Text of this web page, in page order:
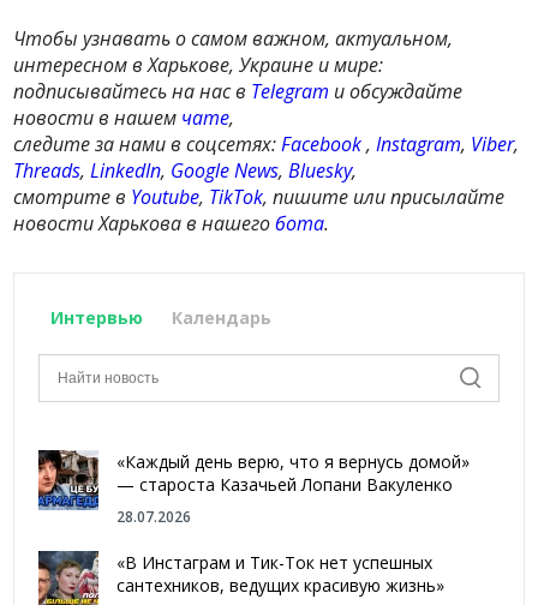
Чтобы узнавать о самом важном, актуальном,
интересном в Харькове, Украине и мире:
подписывайтесь на нас в Telegram и обсуждайте
новости в нашем чате,
следите за нами в соцсетях:Facebook,Instagram, Viber,
Threads,LinkedIn, Google News,Bluesky,
смотрите в Youtube, TikTok, пишите или присылайте
новости Харькова в нашегобота.
Интервью Календарь
«Каждый день верю, что я вернусь домой»
— староста Казачьей Лопани Вакуленко
28.07.2026
«В Инстаграм и Тик-Ток нет успешных
сантехников, ведущих красивую жизнь»